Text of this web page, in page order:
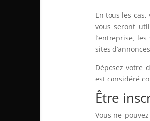
En tous les
vous seront
l’entreprise,
sites
Déposez votre
est considéré
Être
Vous ne